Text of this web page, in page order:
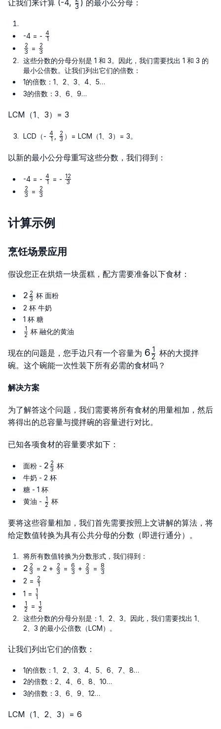
让我们来计算 (-4, 3 ) 的最小公分母：
-4 = - \frac{4}
1
4
\frac{2}
{3}
3
2 = \frac{2}
{3}
3
2
这些分数的分母分别是 1 和 3。因此，我们需要找出 1 和 3 的
最小公倍数。让我们列出它们的倍数：
1的倍数：1、2、3、4、5…
3的倍数：3、6、9…
LCM（1、3）= 3
LCD（- \frac{4}
1
4
\frac{2}
3
2 ）= LCM（1、3）= 3。
以新的最小公分母重写这些分数，我们得到：
-4 = - \frac{4}
1
4 = - \frac{12}
3
12
\frac{2}
3
2 = \frac{2}
3
2
计算示例
烹饪场景应用
假设您正在烘焙一块蛋糕，配方需要准备以下食材：
2
\frac{2}
{3}
2 3
2 杯 面粉
2 杯 牛奶
1 杯 糖
\frac{1}
2
1 杯 融化的黄油
现在的问题是，您手边只有一个容量为 6\frac{1}
{2}
6 2
1
杯的大搅拌
碗。这个碗能一次性装下所有必需的食材吗？
解决方案
为了解答这个问题，我们需要将所有食材的用量相加，然后
将得出的总容量与搅拌碗的容量进行对比。
已知各项食材的容量要求如下：
面粉 - 2\frac{2}
{3}
2 3
2 杯
牛奶 - 2 杯
糖 - 1 杯
黄油 - \frac{1}
2
1 杯
要将这些容量相加，我们首先需要按照上文讲解的算法，将
给定数值转换为具有公共分母的分数（即进行通分）。
将所有数值转换为分数形式，我们得到：
2\frac{2}
{3}
2 3
2 = 2 + \frac{2}
3
2 = \frac{6}
3
6 + \frac{2}
3
2 = \frac{8}
3
8
2 = \frac{2}
{1}
1
2
1 = \frac{1}
{1}
1
1
\frac{1}
{2}
2
1 = \frac{1}
{2}
2
1
这些分数的分母分别是：1、2、3。因此，我们需要找出 1、
2、3 的最小公倍数（LCM）。
让我们列出它们的倍数：
1的倍数：1、2、3、4、5、6、7、8…
2的倍数：2、4、6、8、10…
3的倍数：3、6、9、12…
LCM（1、2、3）= 6